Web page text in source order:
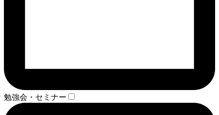
勉強会・セミナー